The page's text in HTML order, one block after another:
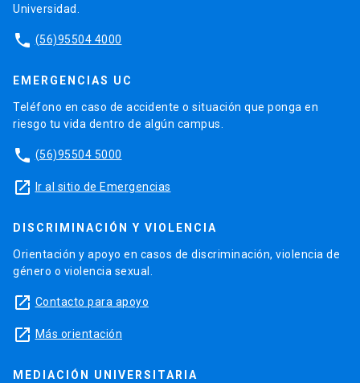
Universidad.
phone (56)95504 4000
EMERGENCIAS UC
Teléfono en caso de accidente o situación que ponga en
riesgo tu vida dentro de algún campus.
phone (56)95504 5000
launch Ir al sitio de Emergencias
DISCRIMINACIÓN Y VIOLENCIA
Orientación y apoyo en casos de discriminación, violencia de
género o violencia sexual.
launch Contacto para apoyo
launch Más orientación
MEDIACIÓN UNIVERSITARIA